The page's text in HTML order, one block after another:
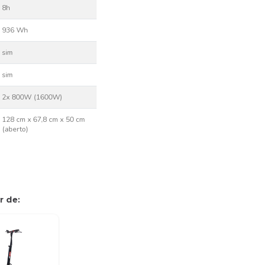
8h
936 Wh
sim
sim
2x 800W (1600W)
128 cm x 67,8 cm x 50 cm
(aberto)
de: